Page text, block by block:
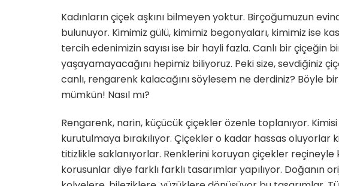
Kadınların çiçek aşkını bilmeyen yoktur. Birçoğumuzun
bulunuyor. Kimimiz gülü, kimimiz begonyaları, kimimiz ise
tercih edenimizin sayısı ise bir hayli fazla. Canlı bir
yaşayamayacağını hepimiz biliyoruz. Peki size, sevdiğiniz
canlı, rengarenk kalacağını söylesem ne derdiniz? Böyle
mümkün! Nasıl mı?
Rengarenk, narin, küçücük çiçekler özenle toplanıyor.
kurutulmaya bırakılıyor. Çiçekler o kadar hassas
titizlikle saklanıyorlar. Renklerini koruyan çiçekler reçineyle
korusunlar diye farklı farklı tasarımlar yapılıyor. Doğanın